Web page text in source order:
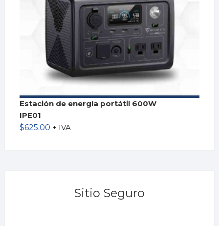
Estación de energía portátil 600W
IPE01
$625.00 + IVA
Sitio Seguro